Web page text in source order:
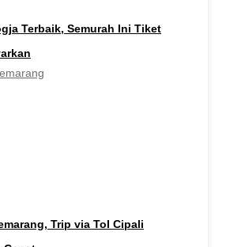
Terbaik, Semurah Ini Tiket
Trip via Tol Cipali